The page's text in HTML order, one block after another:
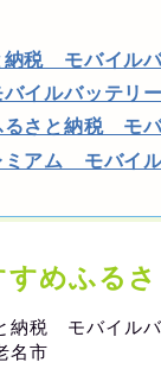
納税 モバイル
イルバッテリー
るさと納税 モ
ミアム モバイ
すめふる
納税 モバイル
名市